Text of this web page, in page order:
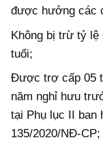
được hưởng các
Không bị trừ tỷ
tuổi;
Được trợ cấp 05
năm nghỉ hưu
tại Phụ lục II ban
135/2020/NĐ-CP;